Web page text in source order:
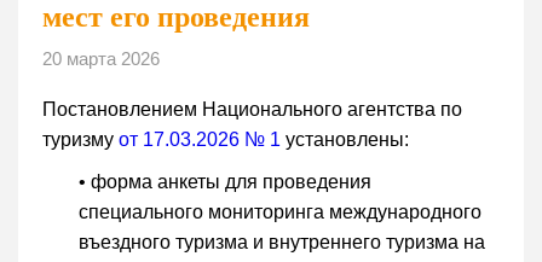
мест его проведения
20 марта 2026
Постановлением Национального агентства по
туризму от 17.03.2026 № 1 установлены:
• форма анкеты для проведения
специального мониторинга международного
въездного туризма и внутреннего туризма на